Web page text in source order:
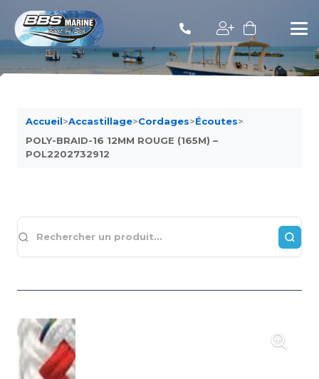
Accueil>Accastillage>Cordages>Écoutes>
POLY-BRAID-16 12MM ROUGE (165M) –
POL2202732912